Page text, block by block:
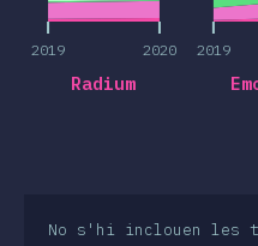
2019 2020
Radium
2019
No s'hi inclouen les